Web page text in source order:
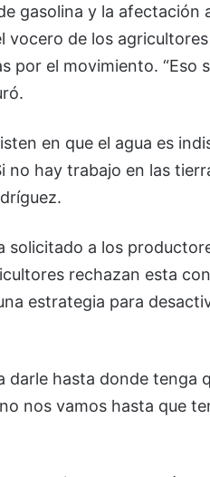
gasolina y la
vocero de los
por el movimiento. “Eso
en que el agua es
no hay trabajo en las
solicitado a los
rechazan esta
estrategia para
darle hasta donde tenga
nos vamos hasta que